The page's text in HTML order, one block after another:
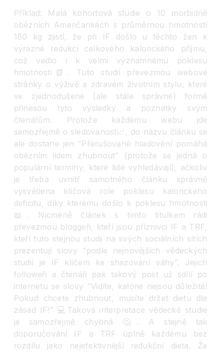
Příklad: Malá kohortová studie o 10 morbidně
obézních Američankách s průměrnou hmotností
180 kg zjistí, že při IF došlo u těchto žen k
výrazné redukci celkového kalorického příjmu,
což vedlo i k velmi významnému poklesu
hmotnosti 📗 . Tuto studii převezmou webové
stránky o výživě a zdravém životním stylu, které
ve zjednodušené (ale stále správné) formě
přinesou tyto výsledky a poznatky svým
čtenářům. Protože každému webu jde
samozřejmě o sledovanost📈 , do názvu článku se
ale dostane jen “Přerušované hladovění pomáhá
obézním lidem zhubnout” (protože se jedná o
populární termíny, které lidé vyhledávají), ačkoliv
je třeba uvnitř samotného článku správně
vysvětlena klíčová role poklesu kalorického
deficitu, díky kterému došlo k poklesu hmotnosti
📖 . Nicméně článek s tímto titulkem rádi
převezmou bloggeři, kteří jsou příznivci IF a TRF,
kteří tuto stejnou studii na svých sociálních sítích
prezentují slovy “podle nejnovějších vědeckých
studií je IF klíčem ke shazování váhy”. Jejich
followeři a čtenáři pak takový post už sdílí po
internetu se slovy “Vidíte, kalorie nejsou důležité!
Pokud chcete zhubnout, musíte držet dietu dle
zásad IF!” 💻 Taková interpretace vědecké studie
je samozřejmě chybná 🤔 . A stejně tak
doporučování IF a TRF úplně každému bez
rozdílu jako nejefektivnější redukční dieta. Že